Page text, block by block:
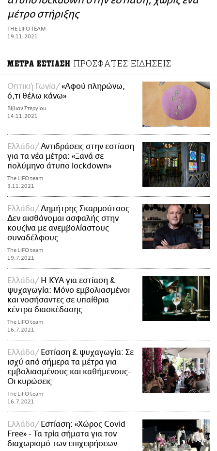
ΑΜΠΑ
PRINT
μέτρο στήριξης
THE LIFO TEAM
19.11.2021
ΜΕΤΡΑ ΕΣΤΙΑΣΗ ΠΡΟΣΦΑΤΕΣ ΕΙΔΗΣΕΙΣ
Οπτική Γωνία
«Αφού πληρώνω,
ό,τι θέλω κάνω»
Βίβιαν Στεργίου
14.11.2021
Ελλάδα
Αντιδράσεις στην εστίαση
για τα νέα μέτρα: «Ξανά σε
πολύμηνο άτυπο lockdown»
The LiFO team
3.11.2021
Ελλάδα
Δημήτρης Σκαρμούτσος:
Δεν αισθάνομαι ασφαλής στην
κουζίνα με ανεμβολίαστους
συναδέλφους
The LiFO team
19.7.2021
Ελλάδα
Η ΚΥΑ για εστίαση &
ψυχαγωγία: Μόνο εμβολιασμένοι
και νοσήσαντες σε υπαίθρια
κέντρα διασκέδασης
The LiFO team
16.7.2021
Ελλάδα
Εστίαση & ψυχαγωγία: Σε
ισχύ από σήμερα τα μέτρα για
εμβολιασμένους και καθήμενους-
Οι κυρώσεις
The LiFO team
16.7.2021
Ελλάδα
Εστίαση: «Χώρος Covid
Free» - Τα τρία σήματα για τον
διαχωρισμό των επιχειρήσεων